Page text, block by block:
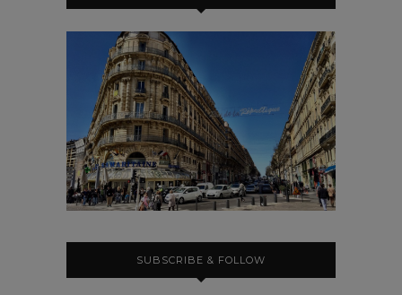
SUBSCRIBE & FOLLOW